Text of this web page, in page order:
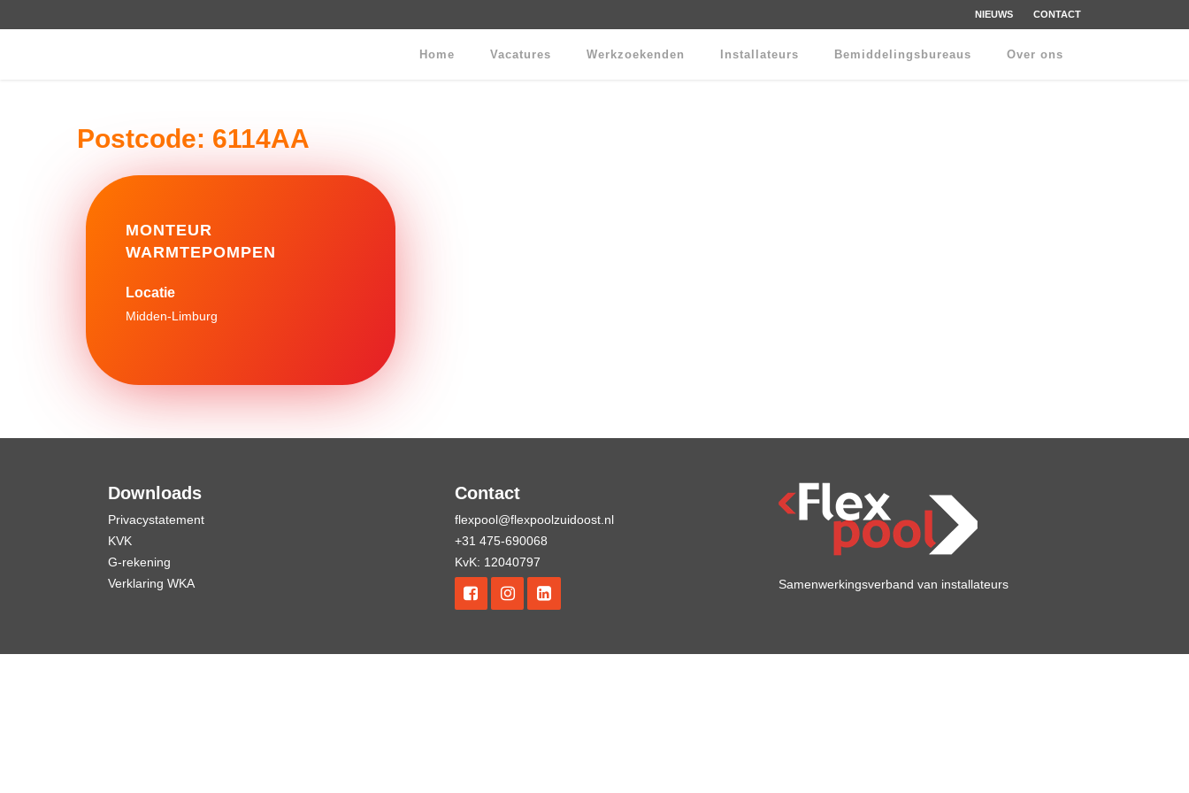
NIEUWS CONTACT
Home Vacatures Werkzoekenden Installateurs Bemiddelingsbureaus Over ons
Postcode: 6114AA
MONTEUR
WARMTEPOMPEN
Midden-Limburg
Downloads
Privacystatement
KVK
G-rekening
Verklaring WKA
Contact
flexpool@flexpoolzuidoost.nl
+31 475-690068
KvK: 12040797
Samenwerkingsverband van installateurs